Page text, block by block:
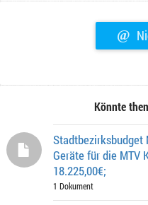
@
Könnte
Stadtbezirksbudget
Geräte für die MTV
18.225,00€;
1 Dokument